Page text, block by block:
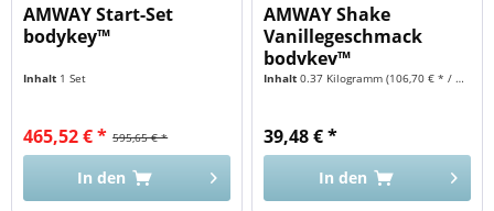
AMWAY Start-Set
bodykey™
Inhalt 1 Set
595,65 € *
465,52 € *
In den
AMWAY Shake
Vanillegeschmack
bodykey™
Inhalt0.37 Kilogramm(106,70 € * / 1 Kilogramm)
39,48 € *
In den